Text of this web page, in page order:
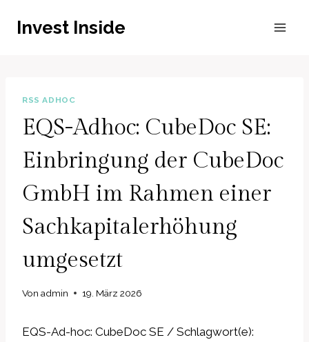
InhaltInvest Inside
RSS ADHOC
EQS-Adhoc: CubeDoc SE:
Einbringung der CubeDoc
GmbH im Rahmen einer
Sachkapitalerhöhung
umgesetzt
Von admin 19. März 2026
EQS-Ad-hoc: CubeDoc SE / Schlagwort(e):